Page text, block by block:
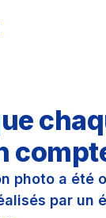
photo a été
par un